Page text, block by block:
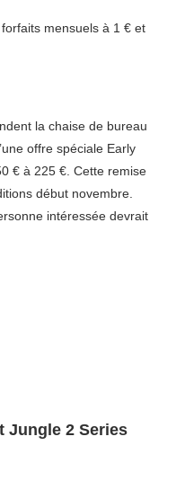
mensuels à 1 € et
la chaise de bureau
offre spéciale Early
€ à 225 €. Cette remise
début novembre.
intéressée devrait
Jungle 2 Series